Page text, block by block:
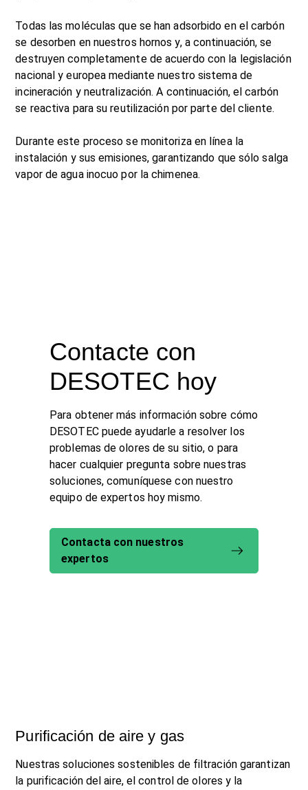
Todas las moléculas que se han adsorbido en el carbón
se desorben en nuestros hornos y, a continuación, se
destruyen completamente de acuerdo con la legislación
nacional y europea mediante nuestro sistema de
incineración y neutralización. A continuación, el carbón
se reactiva para su reutilización por parte del cliente.
Durante este proceso se monitoriza en línea la
instalación y sus emisiones, garantizando que sólo salga
vapor de agua inocuo por la chimenea.
Contacte con
DESOTEC hoy
Para obtener más información sobre cómo
DESOTEC puede ayudarle a resolver los
problemas de olores de su sitio, o para
hacer cualquier pregunta sobre nuestras
soluciones, comuníquese con nuestro
equipo de expertos hoy mismo.
Contacta con nuestros
expertos
Purificación de aire y gas
Nuestras soluciones sostenibles de filtración garantizan
la purificación del aire, el control de olores y la